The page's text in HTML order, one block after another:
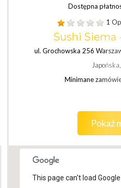
Dostępna
1
Sushi Siema
ul. Grochowska 256
Minimane
Pokaż
This page can't load